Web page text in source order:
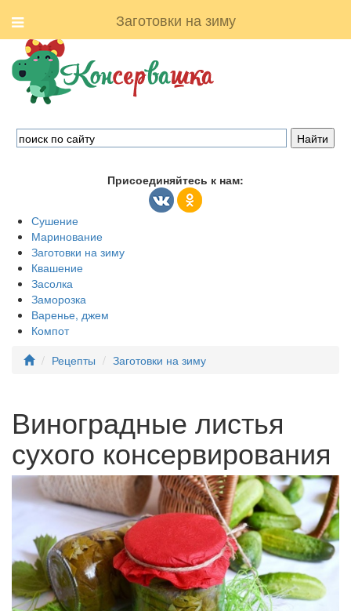
Заготовки на зиму
Присоединяйтесь к нам:
Сушение
Маринование
Заготовки на зиму
Квашение
Засолка
Заморозка
Варенье, джем
Компот
Рецепты
Заготовки на зиму
Виноградные листья
сухого консервирования